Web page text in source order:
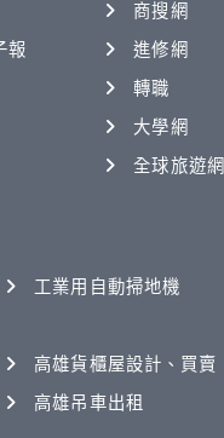
報
商搜網
進修網
轉職
大學網
全球旅遊網
工業用自動掃地機
高雄貨櫃屋設計、買賣
高雄吊車出租